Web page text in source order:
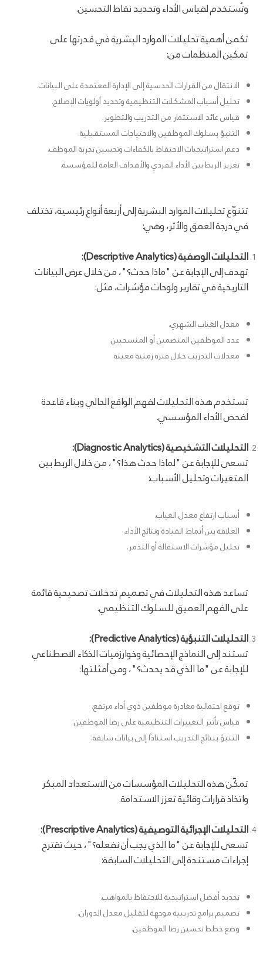
وتُستخدم لقياس الأداء وتحديد نقاط التحسين.
تكمن أهمية تحليلات الموارد البشرية في قدرتها على
تمكين المنظمات من:
الانتقال من القرارات الحدسية إلى الإدارة المعتمدة على البيانات.
تحليل أسباب المشكلات التنظيمية وتحديد أولويات الإصلاح.
قياس عائد الاستثمار من التدريب والتطوير.
التنبؤ بسلوك الموظفين والاحتياجات المستقبلية.
دعم استراتيجيات الاحتفاظ بالكفاءات وتحسين تجربة الموظف.
تعزيز الربط بين الأداء الفردي والأهداف العامة للمؤسسة.
تتنوّع تحليلات الموارد البشرية إلى أربعة أنواع رئيسية، تختلف
في درجة العمق والأثر، وهي:
التحليلات الوصفية (Descriptive Analytics):
تهدف إلى الإجابة عن "ماذا حدث؟"، من خلال عرض البيانات
التاريخية في تقارير ولوحات مؤشرات، مثل:
معدل الغياب الشهري.
عدد الموظفين المنضمين أو المنسحبين.
معدلات التدريب خلال فترة زمنية معينة.
تستخدم هذه التحليلات لفهم الواقع الحالي وبناء قاعدة
لفحص الأداء المؤسسي.
التحليلات التشخيصية (Diagnostic Analytics):
تسعى للإجابة عن "لماذا حدث هذا؟"، من خلال الربط بين
المتغيرات وتحليل الأسباب:
أسباب ارتفاع معدل الغياب.
العلاقة بين أنماط القيادة ونتائج الأداء.
تحليل مؤشرات الاستقالة أو التذمر.
تساعد هذه التحليلات في تصميم تدخلات تصحيحية قائمة
على الفهم العميق للسلوك التنظيمي.
التحليلات التنبؤية (Predictive Analytics):
تستند إلى النماذج الإحصائية وخوارزميات الذكاء الاصطناعي
للإجابة عن "ما الذي قد يحدث؟"، ومن أمثلتها:
توقع احتمالية مغادرة موظفين ذوي أداء مرتفع.
قياس تأثير التغييرات التنظيمية على رضا الموظفين.
التنبؤ بنتائج التدريب استنادًا إلى بيانات سابقة.
تمكّن هذه التحليلات المؤسسات من الاستعداد المبكر
واتخاذ قرارات وقائية تعزز الاستدامة.
التحليلات الإجرائية التوصيفية (Prescriptive Analytics):
تسعى للإجابة عن "ما الذي يجب أن نفعله؟"، حيث تقترح
إجراءات مستندة إلى التحليلات السابقة:
تحديد أفضل استراتيجية للاحتفاظ بالمواهب.
تصميم برامج تدريبية موجهة لتقليل معدل الدوران.
وضع خطط تحسين رضا الموظفين.